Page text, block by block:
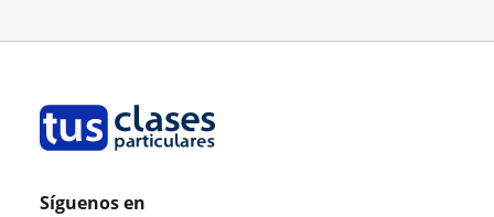
Síguenos en